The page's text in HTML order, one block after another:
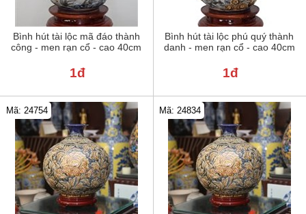
Bình hút tài lộc mã đáo thành
công - men rạn cổ - cao 40cm
1đ
Bình hút tài lộc phú quý thành
danh - men rạn cổ - cao 40cm
1đ
Mã: 24754 Mã: 24834